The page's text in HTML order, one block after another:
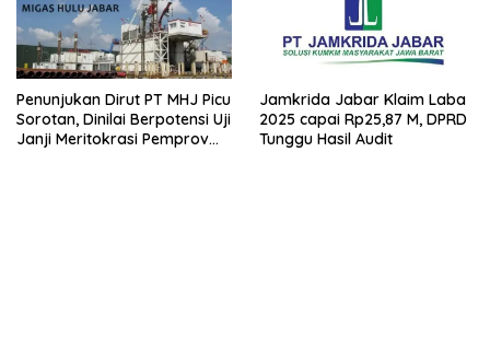
Penunjukan Dirut PT MHJ Picu
Sorotan, Dinilai Berpotensi Uji
Janji Meritokrasi Pemprov
Jamkrida Jabar Klaim Laba
2025 capai Rp25,87 M, DPRD
Tunggu Hasil Audit